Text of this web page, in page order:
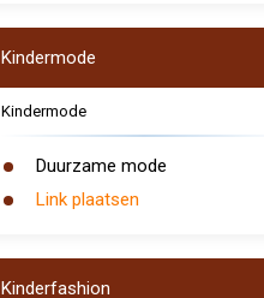
Kindermode
Kindermode
Duurzame mode
Link plaatsen
Kinderfashion